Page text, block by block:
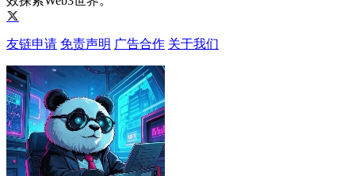
友链申请 免责声明 广告合作 关于我们